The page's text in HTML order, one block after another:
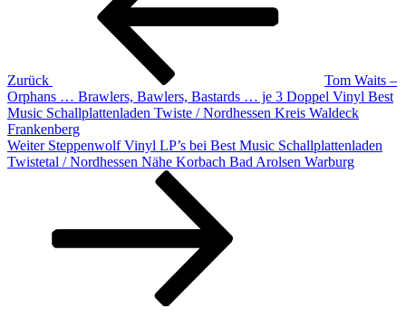
Zurück
Tom Waits –
Orphans … Brawlers, Bawlers, Bastards … je 3 Doppel Vinyl Best
Music Schallplattenladen Twiste / Nordhessen Kreis Waldeck
Frankenberg
Nächster
Beitrag
Weiter Steppenwolf Vinyl LP’s bei Best Music Schallplattenladen
Twistetal / Nordhessen Nähe Korbach Bad Arolsen Warburg